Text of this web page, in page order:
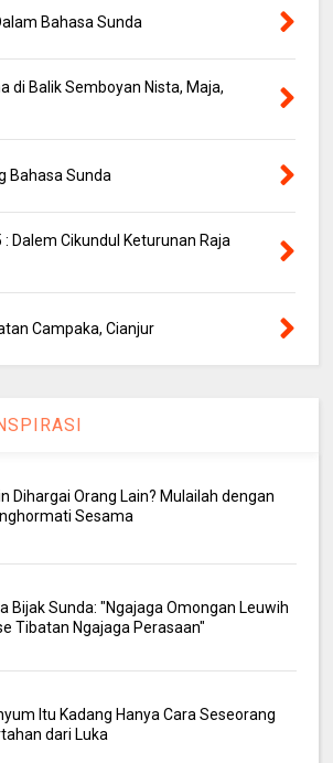
Bahasa Sunda
di Balik Semboyan Nista, Maja,
Bahasa Sunda
Dalem Cikundul Keturunan Raja
Campaka, Cianjur
Dihargai Orang Lain? Mulailah dengan
Sesama
Bijak Sunda: "Ngajaga Omongan Leuwih
Tibatan Ngajaga Perasaan"
Itu Kadang Hanya Cara Seseorang
dari Luka